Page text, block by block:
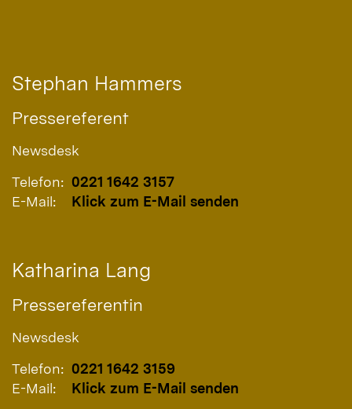
Stephan Hammers
Pressereferent
Newsdesk
Telefon: 0221 1642 3157
E-Mail:
Klick zum E-Mail senden
Katharina Lang
Pressereferentin
Newsdesk
Telefon: 0221 1642 3159
E-Mail:
Klick zum E-Mail senden